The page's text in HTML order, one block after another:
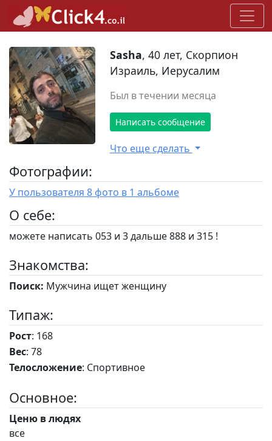
Sasha, 40 лет, Скорпион
Израиль, Иерусалим
Был в течении месяца
Написать сообщение
Что еще сделать
Фотографии:
У пользователя 8 фото в 1 альбоме
O себе:
можете написать 053 и 3 дальше 888 и 315 !
Знакомства:
Поиск: Мужчина ищет женщину
Типаж:
Рост: 168
Вес: 78
Телосложение: Спортивное
Основное:
Ценю в людях
все